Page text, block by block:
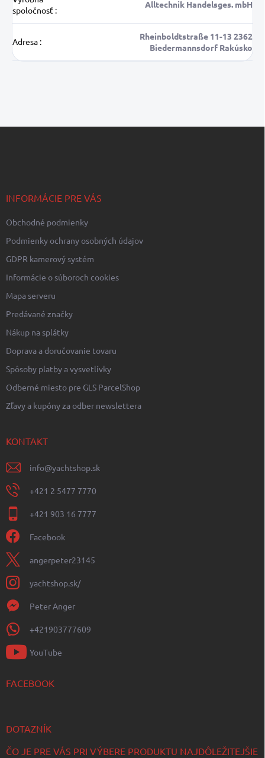
spoločnosť :
Alltechnik Handelsges. mbH
Adresa :
Rheinboldtstraße 11-13 2362
Biedermannsdorf Rakúsko
INFORMÁCIE PRE VÁS
Obchodné podmienky
Podmienky ochrany osobných údajov
GDPR kamerový systém
Informácie o súboroch cookies
Mapa serveru
Predávané značky
Nákup na splátky
Doprava a doručovanie tovaru
Spôsoby platby a vysvetlívky
Odberné miesto pre GLS ParcelShop
Zľavy a kupóny za odber newslettera
KONTAKT
info@yachtshop.sk
+421 2 5477 7770
+421 903 16 7777
Facebook
angerpeter23145
yachtshop.sk/
Peter Anger
+421903777609
YouTube
FACEBOOK
DOTAZNÍK
ČO JE PRE VÁS PRI VÝBERE PRODUKTU NAJDÔLEŽITEJŠIE